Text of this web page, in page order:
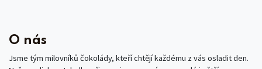
O nás
Jsme tým milovníků čokolády, kteří chtějí každému z vás osladit den.